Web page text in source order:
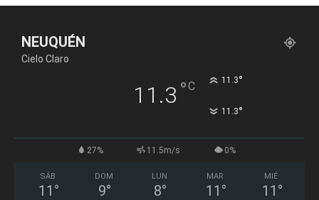
NEUQUÉN
Cielo Claro
11.3 °C 11.3°
11.3°
27% 11.5m/s 0%
SÁB
11 °
DOM
9°
LUN
8°
MAR
11 °
MIÉ
11 °